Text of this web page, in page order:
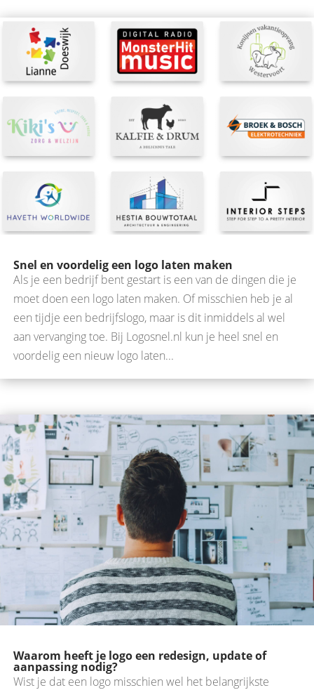
Snel en voordelig een logo laten maken
Als je een bedrijf bent gestart is een van de dingen die je
moet doen een logo laten maken. Of misschien heb je al
een tijdje een bedrijfslogo, maar is dit inmiddels al wel
aan vervanging toe. Bij Logosnel.nl kun je heel snel en
voordelig een nieuw logo laten...
Waarom heeft je logo een redesign, update of
aanpassing nodig?
Wist je dat een logo misschien wel het belangrijkste